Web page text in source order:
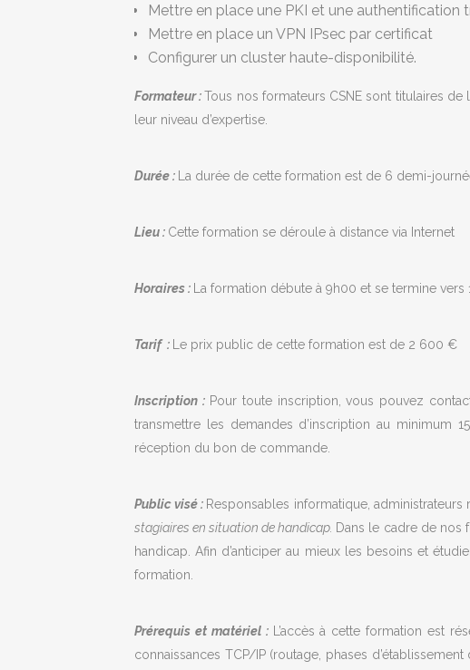
Mettre en place une PKI et une authentification
Mettre en place un VPN IPsec par certificat
Configurer un cluster haute-disponibilité.
Formateur :Tous nos formateurs CSNE sont titulaires de
leur niveau d’expertise.
Durée : La durée de cette formation est de 6 demi-
Lieu : Cette formation se déroule à distance via Internet
Horaires : La formation débute à 9h00 et se termine
Tarif : Le prix public de cette formation est de 2 600 €
Inscription : Pour toute inscription, vous pouvez
transmettre les demandes d’inscription au minimum
réception du bon de commande.
Public visé : Responsables informatique,
stagiaires en situation de handicap. Dans le cadre de nos
handicap. Afin d’anticiper au mieux les besoins et
formation.
Prérequis et matériel :
L’accès à cette formation est
connaissances TCP/IP (routage, phases